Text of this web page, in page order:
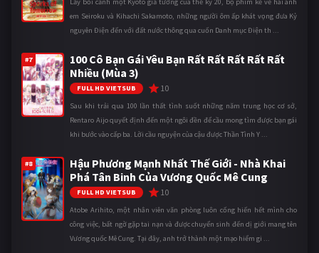
em Seiroku và Kihachi Sakamoto, những người ôm ấp khát vọng đưa Kỷ
nguyên Điện đến với đất nước thông qua cuốn Danh mục Điện th ...
#7
100 Cô Bạn Gái Yêu Bạn Rất Rất Rất Rất Rất
Nhiều (Mùa 3)
FULL HD VIETSUB 10
Sau khi trải qua 100 lần thất tình suốt những năm trung học cơ sở,
Rentaro Aijo quyết định đến một ngôi đền để cầu mong tìm được bạn gái
khi bước vào cấp ba. Lời cầu nguyện của cậu được Thần Tình Y ...
#8
Hậu Phương Mạnh Nhất Thế Giới - Nhà Khai
Phá Tân Binh Của Vương Quốc Mê Cung
FULL HD VIETSUB 10
Atobe Arihito, một nhân viên văn phòng luôn cống hiến hết mình cho
công việc, bất ngờ gặp tai nạn và được chuyển sinh đến dị giới mang tên
Vương quốc Mê Cung. Tại đây, anh trở thành một mạo hiểm gi ...